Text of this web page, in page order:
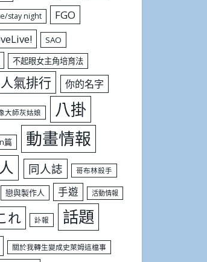
stay night FGO
SAO
不起眼女主角培育法
人氣排行 你的名字
大師灰姑娘 八掛
篇 動畫情報
同人誌 哥布林殺手
戀與製作人 手遊 活動情報
れ 訃報 話題
關於我轉生變成史萊姆這檔事